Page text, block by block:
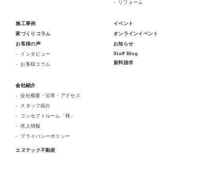
リフォーム
施工事例
家づくりコラム
お客様の声
インタビュー
お客様コラム
イベント
オンラインイベント
お知らせ
Staff Blog
資料請求
会社紹介
会社概要・沿革・アクセス
スタッフ紹介
コンセプトルーム「檪」
求人情報
プライバシーポリシー
エヌテック不動産